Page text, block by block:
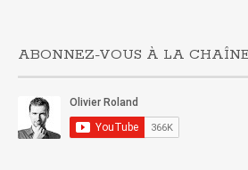
ABONNEZ-VOUS À LA